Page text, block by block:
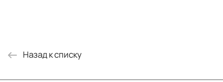
Назад к списку